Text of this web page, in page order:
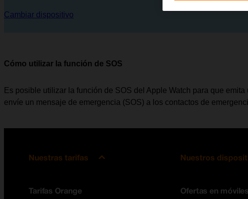
Cambiar dispositivo
Cómo utilizar la función de SOS
Es posible utilizar la función de SOS del Apple Watch para que
envíe un mensaje de emergencia (SOS) a los contactos de
Nuestras tarifas
Tarifas Orange
Nuestros
Ofertas en móviles